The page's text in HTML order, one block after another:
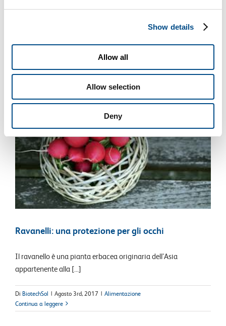
Show details
Allow all
Allow selection
Deny
Ravanelli: una protezione per gli occhi
Il ravanello è una pianta erbacea originaria dell’Asia
appartenente alla [...]
Di BiotechSol | Agosto 3rd, 2017 | Alimentazione
Continua a leggere